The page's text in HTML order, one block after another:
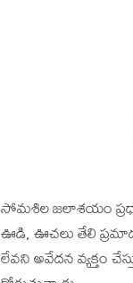
సోమశిల జలాశయం
ఊడి, ఊచలు తేలి
లేవని అవేదన వ్యక్తం